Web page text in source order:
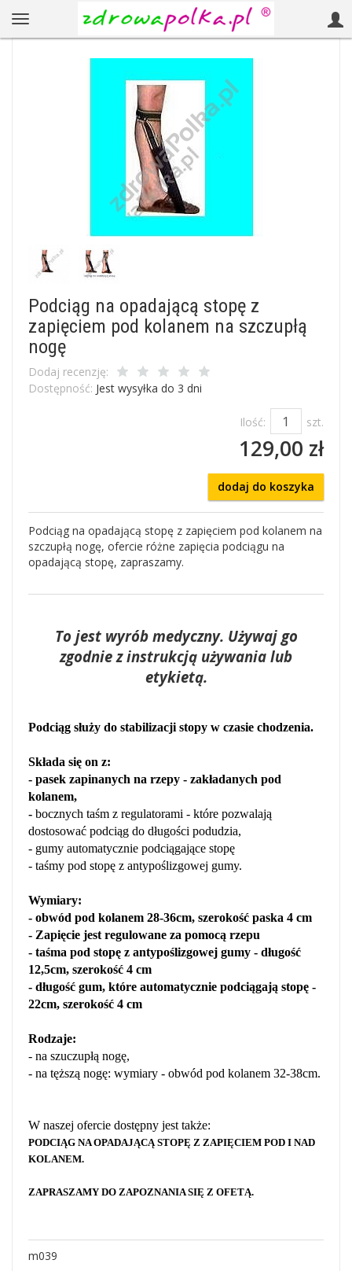
Podciąg na opadającą stopę z
zapięciem pod kolanem na szczupłą
nogę
Dodaj recenzję:
Dostępność: Jest wysyłka do 3 dni
Ilość: szt.
129,00 zł
dodaj do koszyka
Podciąg na opadającą stopę z zapięciem pod kolanem na
szczupłą nogę, ofercie różne zapięcia podciągu na
opadającą stopę, zapraszamy.
To jest wyrób medyczny. Używaj go
zgodnie z instrukcją używania lub
etykietą.
Podciąg służy do stabilizacji stopy w czasie chodzenia.
Składa się on z:
- pasek zapinanych na rzepy - zakładanych pod
kolanem,
- bocznych taśm z regulatorami - które pozwalają
dostosować podciąg do długości podudzia,
- gumy automatycznie podciągające stopę
- taśmy pod stopę z antypoślizgowej gumy.
Wymiary:
- obwód pod kolanem 28-36cm, szerokość paska 4 cm
- Zapięcie jest regulowane za pomocą rzepu
- taśma pod stopę z antypoślizgowej gumy - długość
12,5cm, szerokość 4 cm
- długość gum, które automatycznie podciągają stopę -
22cm, szerokość 4 cm
Rodzaje:
- na szuczupłą nogę,
- na tęższą nogę: wymiary - obwód pod kolanem 32-38cm.
W naszej ofercie dostępny jest także:
PODCIĄG NA OPADAJĄCĄ STOPĘ Z ZAPIĘCIEM POD I NAD
KOLANEM.
ZAPRASZAMY DO ZAPOZNANIA SIĘ Z OFETĄ.
m039